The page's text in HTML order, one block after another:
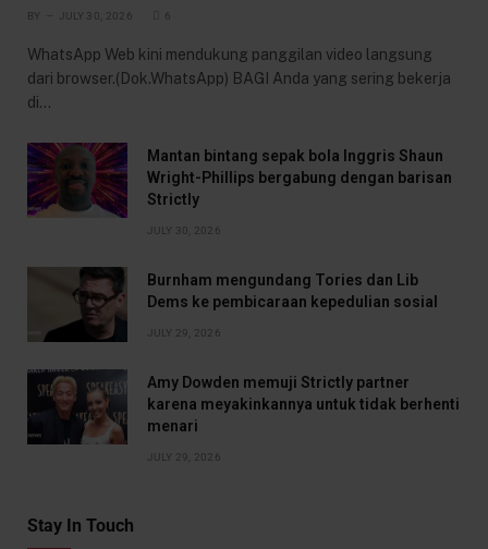
BY JULY 30, 2026 6
WhatsApp Web kini mendukung panggilan video langsung
dari browser.(Dok.WhatsApp) BAGI Anda yang sering bekerja
di…
Mantan bintang sepak bola Inggris Shaun
Wright-Phillips bergabung dengan barisan
Strictly
JULY 30, 2026
Burnham mengundang Tories dan Lib
Dems ke pembicaraan kepedulian sosial
JULY 29, 2026
Amy Dowden memuji Strictly partner
karena meyakinkannya untuk tidak berhenti
menari
JULY 29, 2026
Stay In Touch